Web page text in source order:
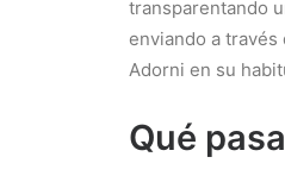
transparentando
enviando a
Adorni en su
Qué